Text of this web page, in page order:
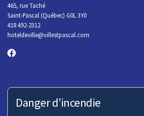
465, rue Taché
Saint-Pascal (Québec) G0L 3Y0
418 492-2312
hoteldeville@villestpascal.com
Danger d’incendie